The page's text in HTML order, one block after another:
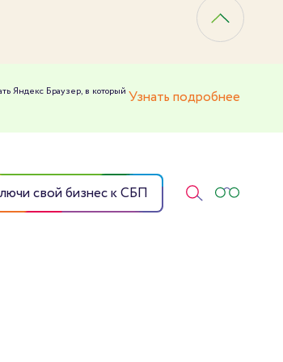
Яндекс Браузер, в который Узнать подробнее
свой бизнес к СБП